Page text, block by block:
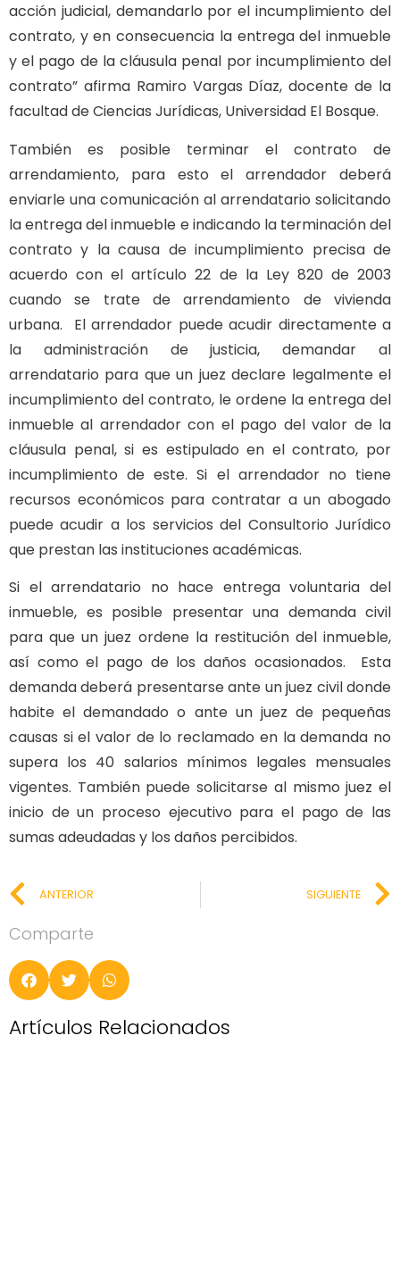
acción judicial, demandarlo por el incumplimiento del
contrato, y en consecuencia la entrega del inmueble
y el pago de la cláusula penal por incumplimiento del
contrato” afirma Ramiro Vargas Díaz, docente de la
facultad de Ciencias Jurídicas, Universidad El Bosque.
También es posible terminar el contrato de
arrendamiento, para esto el arrendador deberá
enviarle una comunicación al arrendatario solicitando
la entrega del inmueble e indicando la terminación del
contrato y la causa de incumplimiento precisa de
acuerdo con el artículo 22 de la Ley 820 de 2003
cuando se trate de arrendamiento de vivienda
urbana. El arrendador puede acudir directamente a
la administración de justicia, demandar al
arrendatario para que un juez declare legalmente el
incumplimiento del contrato, le ordene la entrega del
inmueble al arrendador con el pago del valor de la
cláusula penal, si es estipulado en el contrato, por
incumplimiento de este. Si el arrendador no tiene
recursos económicos para contratar a un abogado
puede acudir a los servicios del Consultorio Jurídico
que prestan las instituciones académicas.
Si el arrendatario no hace entrega voluntaria del
inmueble, es posible presentar una demanda civil
para que un juez ordene la restitución del inmueble,
así como el pago de los daños ocasionados. Esta
demanda deberá presentarse ante un juez civil donde
habite el demandado o ante un juez de pequeñas
causas si el valor de lo reclamado en la demanda no
supera los 40 salarios mínimos legales mensuales
vigentes. También puede solicitarse al mismo juez el
inicio de un proceso ejecutivo para el pago de las
sumas adeudadas y los daños percibidos.
ANTERIOR SIGUIENTE
Comparte
Artículos Relacionados